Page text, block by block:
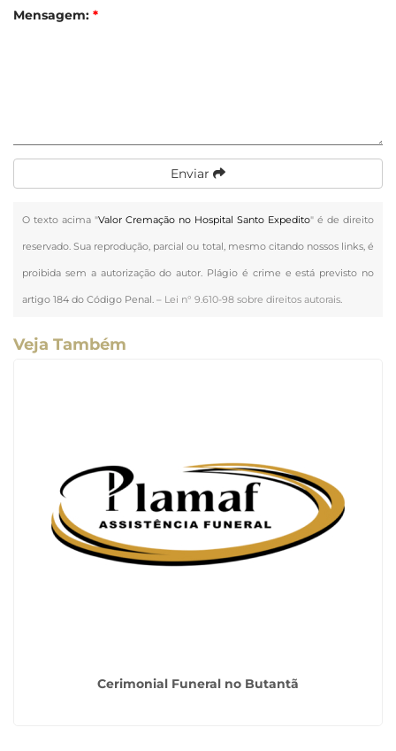
Mensagem: *
Enviar
O texto acima "Valor Cremação no Hospital Santo Expedito" é de direito
reservado. Sua reprodução, parcial ou total, mesmo citando nossos links, é
proibida sem a autorização do autor. Plágio é crime e está previsto no
artigo 184 do Código Penal. – Lei n° 9.610-98 sobre direitos autorais.
Veja Também
Cerimonial Funeral no Butantã